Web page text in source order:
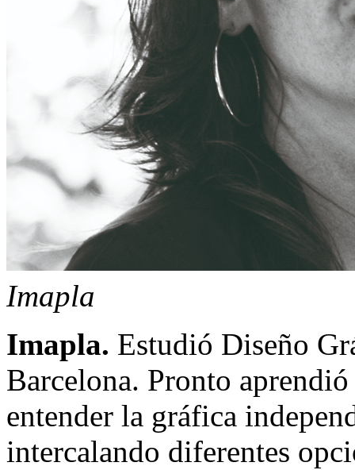
Imapla
Imapla. Estudió Diseño
Barcelona. Pronto
entender la gráfica
intercalando diferentes